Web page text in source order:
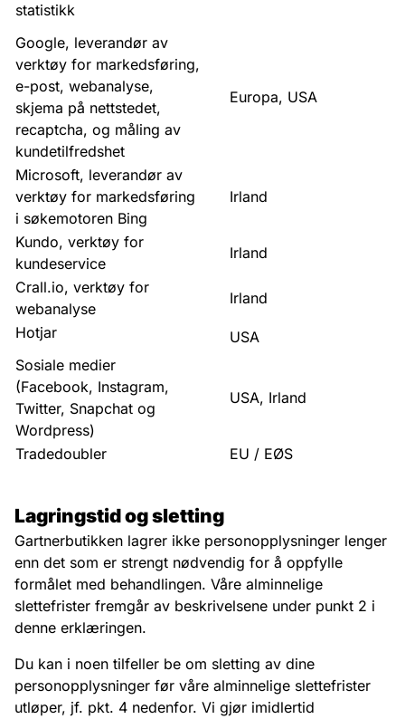
statistikk
Google, leverandør av
verktøy for markedsføring,
e-post, webanalyse,
skjema på nettstedet,
recaptcha, og måling av
kundetilfredshet
Europa, USA
Microsoft, leverandør av
verktøy for markedsføring
i søkemotoren Bing
Irland
Kundo, verktøy for
kundeservice
Irland
Crall.io, verktøy for
webanalyse
Irland
Hotjar
USA
Sosiale medier
(Facebook, Instagram,
Twitter, Snapchat og
Wordpress)
USA, Irland
Tradedoubler EU / EØS
Lagringstid og sletting
Gartnerbutikken lagrer ikke personopplysninger lenger
enn det som er strengt nødvendig for å oppfylle
formålet med behandlingen. Våre alminnelige
slettefrister fremgår av beskrivelsene under punkt 2 i
denne erklæringen.
Du kan i noen tilfeller be om sletting av dine
personopplysninger før våre alminnelige slettefrister
utløper, jf. pkt. 4 nedenfor. Vi gjør imidlertid